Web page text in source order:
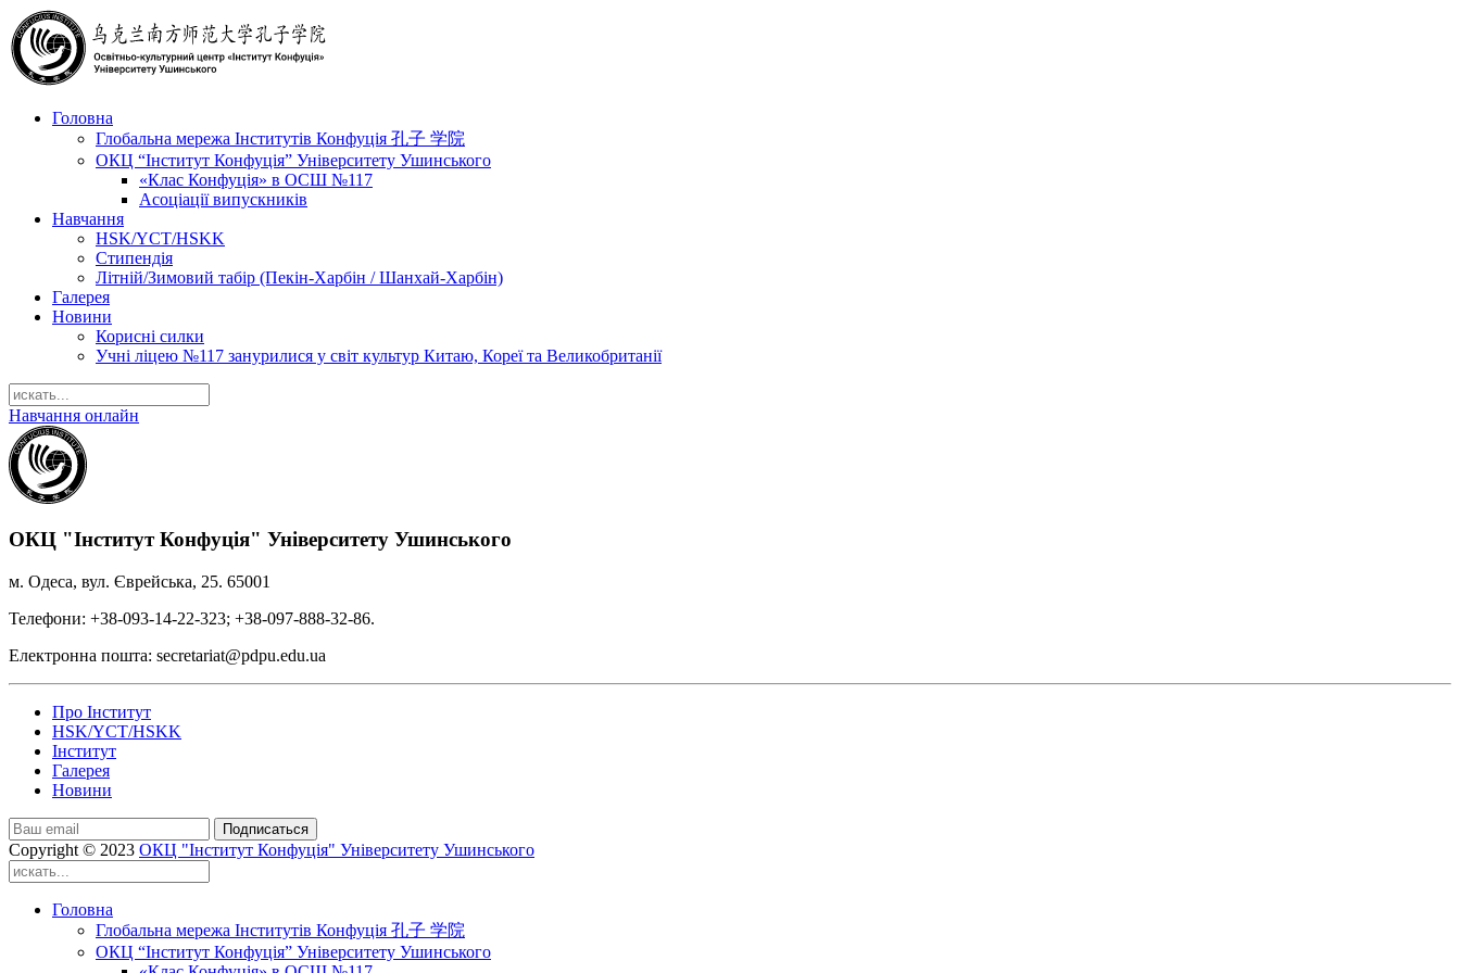
Головна
Глобальна мережа Інститутів Конфуція 孔子 学院
ОКЦ “Інститут Конфуція” Університету Ушинського
«Клас Конфуція» в ОСШ №117
Асоціації випускників
Навчання
HSK/YCT/HSKK
Стипендія
Літній/Зимовий табір (Пекін-Харбін / Шанхай-Харбін)
Галерея
Новини
Корисні силки
Учні ліцею №117 занурилися у світ культур Китаю, Кореї та Великобританії
Навчання онлайн
ОКЦ "Інститут Конфуція" Університету Ушинського
м. Одеса, вул. Єврейська, 25. 65001
Телефони: +38-093-14-22-323; +38-097-888-32-86.
Електронна пошта: secretariat@pdpu.edu.ua
Про Інститут
HSK/YCT/HSKK
Інститут
Галерея
Новини
Подписаться
Copyright © 2023 ОКЦ "Інститут Конфуція" Університету Ушинського
Головна
Глобальна мережа Інститутів Конфуція 孔子 学院
ОКЦ “Інститут Конфуція” Університету Ушинського